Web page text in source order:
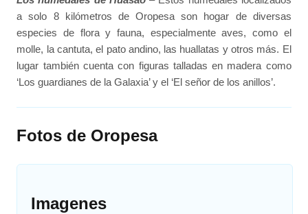
a solo 8 kilómetros de Oropesa son hogar de diversas
especies de flora y fauna, especialmente aves, como el
molle, la cantuta, el pato andino, las huallatas y otros más. El
lugar también cuenta con figuras talladas en madera como
‘Los guardianes de la Galaxia’ y el ‘El señor de los anillos’.
Fotos de Oropesa
Imagenes